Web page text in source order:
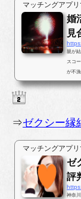
マッチングアプ
婚
見
親が
スコ
が不
中ほ
⇒ゼクシー縁
マッチングアプ
ゼ
評
神奈